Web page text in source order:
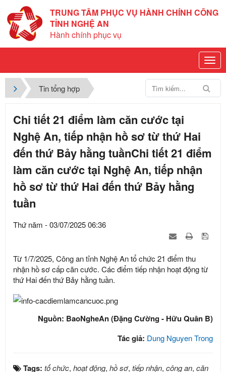
TRUNG TÂM PHỤC VỤ HÀNH CHÍNH CÔNG
TỈNH NGHỆ AN
Hành chính phục vụ
Tin tổng hợp
Chi tiết 21 điểm làm căn cước tại
Nghệ An, tiếp nhận hồ sơ từ thứ Hai
đến thứ Bảy hằng tuầnChi tiết 21 điểm
làm căn cước tại Nghệ An, tiếp nhận
hồ sơ từ thứ Hai đến thứ Bảy hằng
tuần
Thứ năm - 03/07/2025 06:36
Từ 1/7/2025, Công an tỉnh Nghệ An tổ chức 21 điểm thu
nhận hồ sơ cấp căn cước. Các điểm tiếp nhận hoạt động từ
thứ Hai đến thứ Bảy hằng tuần.
Nguồn: BaoNgheAn (Đặng Cường - Hữu Quân B)
Tác giả: Dung Nguyen Trong
Tags: tổ chức, hoạt động, hồ sơ, tiếp nhận, công an, căn